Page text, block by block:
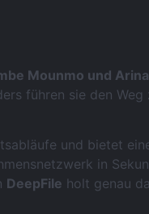
Mounmo und
führen sie den
und bietet
in
DeepFile holt genau